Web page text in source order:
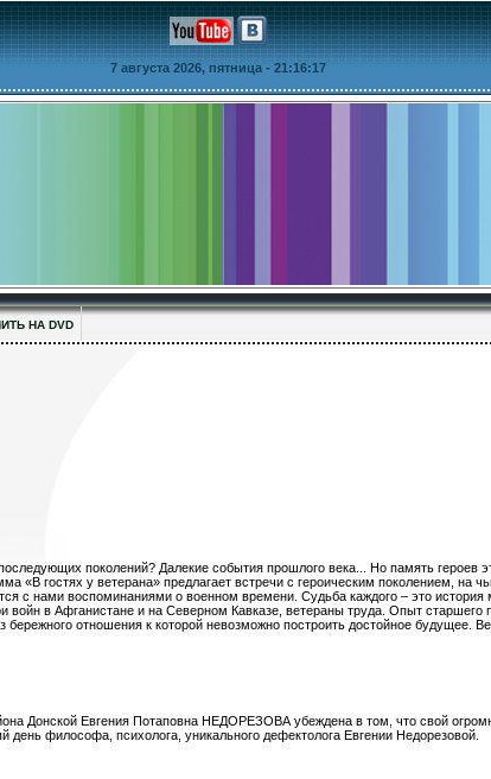
7 августа 2026, пятница - 21:16:17
НА DVD
поколений? Далекие события прошлого века... Но память героев
«В гостях у ветерана» предлагает встречи с героическим поколением, на
с нами воспоминаниями о военном времени. Судьба каждого – это история
войн в Афганистане и на Северном Кавказе, ветераны труда. Опыт старшего
отношения к которой невозможно построить достойное будущее.
Донской Евгения Потаповна НЕДОРЕЗОВА убеждена в том, что свой
философа, психолога, уникального дефектолога Евгении Недорезовой.